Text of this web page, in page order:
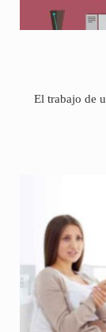
El trabajo de